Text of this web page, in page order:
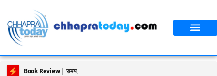
Book Review | समय, संवेदना और प्रतिरोध